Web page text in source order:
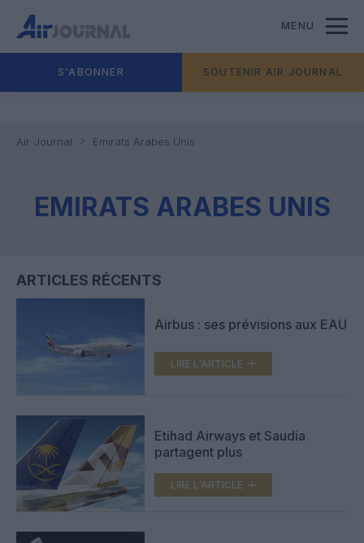
MENU
S'ABONNER SOUTENIR AIR JOURNAL
Air Journal Emirats Arabes Unis
EMIRATS ARABES UNIS
ARTICLES RÉCENTS
Airbus : ses prévisions aux EAU
LIRE L'ARTICLE
Etihad Airways et Saudia
partagent plus
LIRE L'ARTICLE